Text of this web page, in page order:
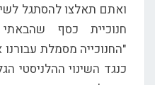
ואתם תאלצו להסתגל
חנוכיית כסף
"החנוכייה מסמלת
כנגד השינוי ההלניסטי